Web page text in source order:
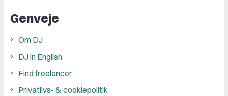
Genveje
Om DJ
DJ in English
Find freelancer
Privatlivs- & cookiepolitik